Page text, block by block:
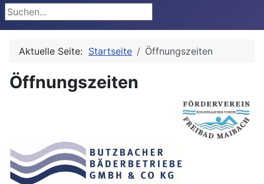
Suchen
Aktuelle Seite: Startseite Öffnungszeiten
Öffnungszeiten